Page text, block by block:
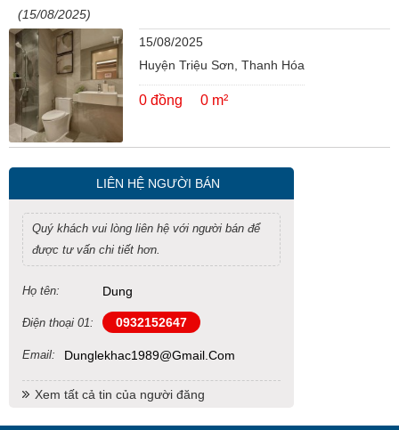
(15/08/2025)
15/08/2025
Huyện Triệu Sơn, Thanh Hóa
0 đồng 0 m²
LIÊN HỆ NGƯỜI BÁN
Quý khách vui lòng liên hệ với người bán để
được tư vấn chi tiết hơn.
Họ tên: Dung
Điện thoại 01: 0932152647
Email: Dunglekhac1989@gmail.com
Xem tất cả tin của người đăng